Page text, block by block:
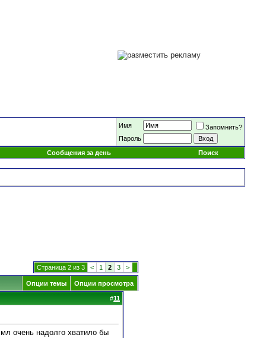
Имя
Запомнить?
Пароль
Сообщения за день
Поиск
Страница 2 из 3 < 1 2 3 >
Опции темы Опции просмотра
#11
очень надолго хватило бы